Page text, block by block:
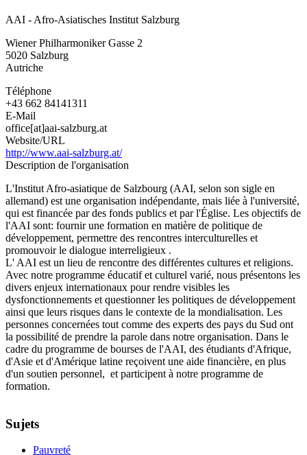
AAI - Afro-Asiatisches Institut Salzburg
Wiener Philharmoniker Gasse 2
5020 Salzburg
Autriche
Téléphone
+43 662 84141311
E-Mail
office[at]aai-salzburg.at
Website/URL
http://www.aai-salzburg.at/
Description de l'organisation
L'Institut Afro-asiatique de Salzbourg (AAI, selon son sigle en
allemand) est une organisation indépendante, mais liée à l'université,
qui est financée par des fonds publics et par l'Église. Les objectifs de
l'AAI sont: fournir une formation en matière de politique de
développement, permettre des rencontres interculturelles et
promouvoir le dialogue interreligieux .
L' AAI est un lieu de rencontre des différentes cultures et religions.
Avec notre programme éducatif et culturel varié, nous présentons les
divers enjeux internationaux pour rendre visibles les
dysfonctionnements et questionner les politiques de développement
ainsi que leurs risques dans le contexte de la mondialisation. Les
personnes concernées tout comme des experts des pays du Sud ont
la possibilité de prendre la parole dans notre organisation. Dans le
cadre du programme de bourses de l'AAI, des étudiants d'Afrique,
d'Asie et d'Amérique latine reçoivent une aide financière, en plus
d'un soutien personnel, et participent à notre programme de
formation.
Sujets
Pauvreté